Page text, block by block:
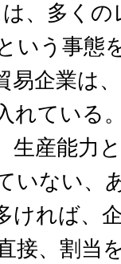
、多く
いう事態
易企業は
れている
生産能力
いない、
ければ、
接、割当